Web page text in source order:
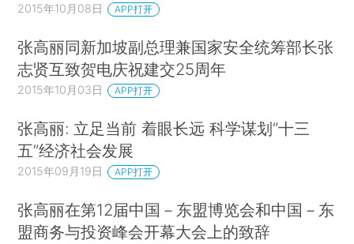
2015年10月08日 APP打开
张高丽同新加坡副总理兼国家安全统筹部长张
志贤互致贺电庆祝建交25周年
2015年10月03日 APP打开
张高丽: 立足当前 着眼长远 科学谋划“十三
五”经济社会发展
2015年09月19日 APP打开
张高丽在第12届中国－东盟博览会和中国－东
盟商务与投资峰会开幕大会上的致辞